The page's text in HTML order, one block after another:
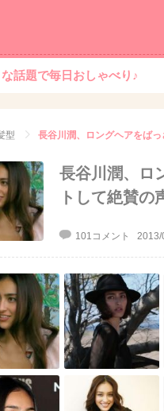
話題で毎日おしゃべり♪
型 長谷川潤、ロングヘアをば
長谷川潤、ロ
トして絶賛の
101コメント 2013/